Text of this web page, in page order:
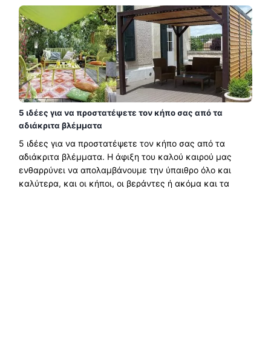
5 ιδέες για να προστατέψετε τον κήπο σας από τα
αδιάκριτα βλέμματα
5 ιδέες για να προστατέψετε τον κήπο σας από τα
αδιάκριτα βλέμματα. Η άφιξη του καλού καιρού μας
ενθαρρύνει να απολαμβάνουμε την ύπαιθρο όλο και
καλύτερα, και οι κήποι, οι βεράντες ή ακόμα και τα